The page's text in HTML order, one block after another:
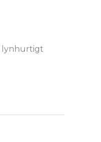
lynhurtigt